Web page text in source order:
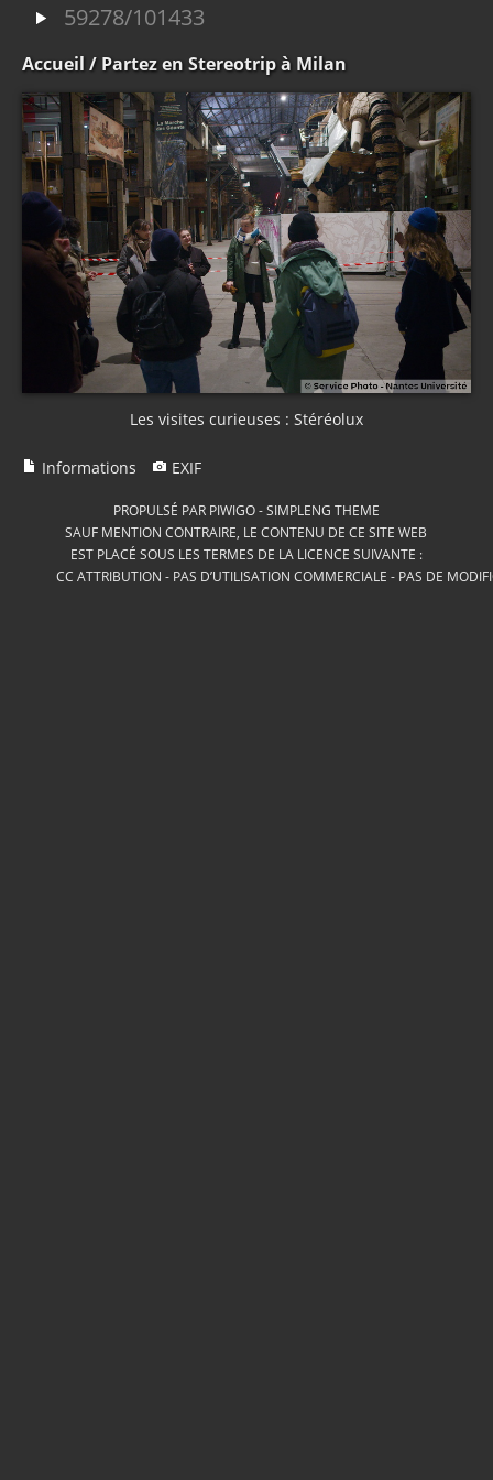
59278/101433
Accueil / Partez en Stereotrip à Milan
Les visites curieuses : Stéréolux
Informations EXIF
PROPULSÉ PAR PIWIGO-SIMPLENG THEME
SAUF MENTION CONTRAIRE, LE CONTENU DE CE SITE WEB
EST PLACÉ SOUS LES TERMES DE LA LICENCE SUIVANTE :
CC ATTRIBUTION - PAS D’UTILISATION COMMERCIALE - PAS DE